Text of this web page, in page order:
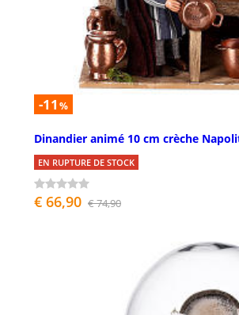
-11 %
Dinandier animé 10 cm crèche
EN RUPTURE DE STOCK
€ 66,90 € 74,90